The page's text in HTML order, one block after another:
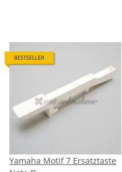
BESTSELLER
Yamaha Motif 7 Ersatztaste